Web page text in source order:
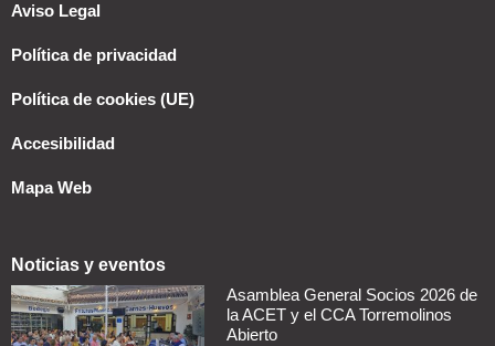
Aviso Legal
Política de privacidad
Política de cookies (UE)
Accesibilidad
Mapa Web
Noticias y eventos
Asamblea General Socios 2026 de
la ACET y el CCA Torremolinos
Abierto